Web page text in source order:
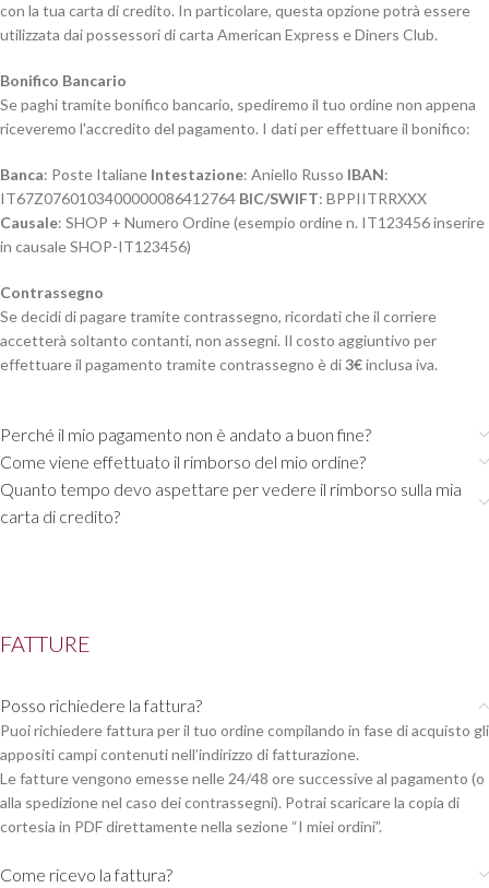
con la tua carta di credito. In particolare, questa opzione potrà essere
utilizzata dai possessori di carta American Express e Diners Club.
Bonifico Bancario
Se paghi tramite bonifico bancario, spediremo il tuo ordine non appena
riceveremo l'accredito del pagamento. I dati per effettuare il bonifico:
Banca: Poste Italiane Intestazione: Aniello Russo IBAN:
IT67Z0760103400000086412764 BIC/SWIFT: BPPIITRRXXX
Causale: SHOP + Numero Ordine (esempio ordine n. IT123456 inserire
in causale SHOP-IT123456)
Contrassegno
Se decidi di pagare tramite contrassegno, ricordati che il corriere
accetterà soltanto contanti, non assegni. Il costo aggiuntivo per
effettuare il pagamento tramite contrassegno è di3€inclusa iva.
Perché il mio pagamento non è andato a buon fine?
Come viene effettuato il rimborso del mio ordine?
Quanto tempo devo aspettare per vedere il rimborso sulla mia
carta di credito?
FATTURE
Posso richiedere la fattura?
Puoi richiedere fattura per il tuo ordine compilando in fase di acquisto gli
appositi campi contenuti nell’indirizzo di fatturazione.
Le fatture vengono emesse nelle 24/48 ore successive al pagamento (o
alla spedizione nel caso dei contrassegni). Potrai scaricare la copia di
cortesia in PDF direttamente nella sezione “I miei ordini”.
Come ricevo la fattura?